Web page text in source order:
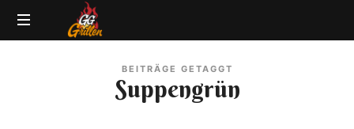
GG-
BEITRÄGE GETAGGT
Suppengrün